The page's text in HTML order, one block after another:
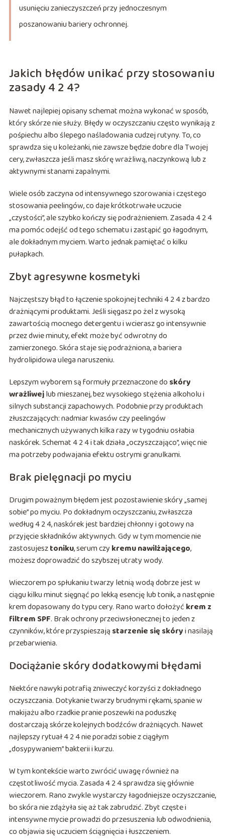
usunięciu zanieczyszczeń przy jednoczesnym
poszanowaniu bariery ochronnej.
Jakich błędów unikać przy stosowaniu
zasady 4 2 4?
Nawet najlepiej opisany schemat można wykonać w sposób,
który skórze nie służy. Błędy w oczyszczaniu często wynikają z
pośpiechu albo ślepego naśladowania cudzej rutyny. To, co
sprawdza się u koleżanki, nie zawsze będzie dobre dla Twojej
cery, zwłaszcza jeśli masz skórę wrażliwą, naczynkową lub z
aktywnymi stanami zapalnymi.
Wiele osób zaczyna od intensywnego szorowania i częstego
stosowania peelingów, co daje krótkotrwałe uczucie
„czystości”, ale szybko kończy się podrażnieniem. Zasada 4 2 4
ma pomóc odejść od tego schematu i zastąpić go łagodnym,
ale dokładnym myciem. Warto jednak pamiętać o kilku
pułapkach.
Zbyt agresywne kosmetyki
Najczęstszy błąd to łączenie spokojnej techniki 4 2 4 z bardzo
drażniącymi produktami. Jeśli sięgasz po żel z wysoką
zawartością mocnego detergentu i wcierasz go intensywnie
przez dwie minuty, efekt może być odwrotny do
zamierzonego. Skóra staje się podrażniona, a bariera
hydrolipidowa ulega naruszeniu.
Lepszym wyborem są formuły przeznaczone do skóry
wrażliwejlub mieszanej, bez wysokiego stężenia alkoholu i
silnych substancji zapachowych. Podobnie przy produktach
złuszczających: nadmiar kwasów czy peelingów
mechanicznych używanych kilka razy w tygodniu osłabia
naskórek. Schemat 4 2 4 i tak działa „oczyszczająco”, więc nie
ma potrzeby podwajania efektu ostrymi granulkami.
Brak pielęgnacji po myciu
Drugim poważnym błędem jest pozostawienie skóry „samej
sobie” po myciu. Po dokładnym oczyszczaniu, zwłaszcza
według 4 2 4, naskórek jest bardziej chłonny i gotowy na
przyjęcie składników aktywnych. Gdy w tym momencie nie
zastosujesztoniku, serum czy kremu nawilżającego,
możesz doprowadzić do szybszej utraty wody.
Wieczorem po spłukaniu twarzy letnią wodą dobrze jest w
ciągu kilku minut sięgnąć po lekką esencję lub tonik, a następnie
krem dopasowany do typu cery. Rano warto dołożyć krem z
filtrem SPF. Brak ochrony przeciwsłonecznej to jeden z
czynników, które przyspieszają starzenie się skóryi nasilają
przebarwienia.
Dociążanie skóry dodatkowymi błędami
Niektóre nawyki potrafią zniweczyć korzyści z dokładnego
oczyszczania. Dotykanie twarzy brudnymi rękami, spanie w
makijażu albo rzadkie pranie poszewki na poduszkę
dostarczają skórze kolejnych bodźców drażniących. Nawet
najlepszy rytuał 4 2 4 nie poradzi sobie z ciągłym
„dosypywaniem” bakterii i kurzu.
W tym kontekście warto zwrócić uwagę również na
częstotliwość mycia. Zasada 4 2 4 sprawdza się głównie
wieczorem. Rano zwykle wystarczy łagodniejsze oczyszczanie,
bo skóra nie zdążyła się aż tak zabrudzić. Zbyt częste i
intensywne mycie prowadzi do przesuszenia lub odwodnienia,
co objawia się uczuciem ściągnięcia i łuszczeniem.